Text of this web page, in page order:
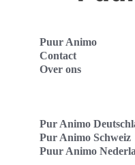
Puur Animo
Contact
Over ons
Pur Animo
Pur Animo Schweiz
Puur Animo